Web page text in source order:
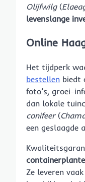
Olijfwilg(
levenslange
Online
Het tijdperk
bestellen biedt
foto’s, groei-
dan lokale
conifeer(
een geslaagde
Ze leveren